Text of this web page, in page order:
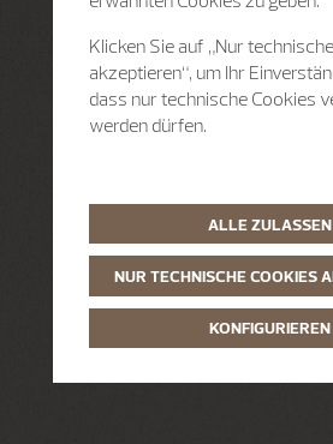
Klicken Sie auf „Nur
akzeptieren“, um Ihr
dass nur technische Cookies
werden dürfen.
ALLE ZULASSEN
NUR TECHNISCHE COOKIES
KONFIGURIEREN